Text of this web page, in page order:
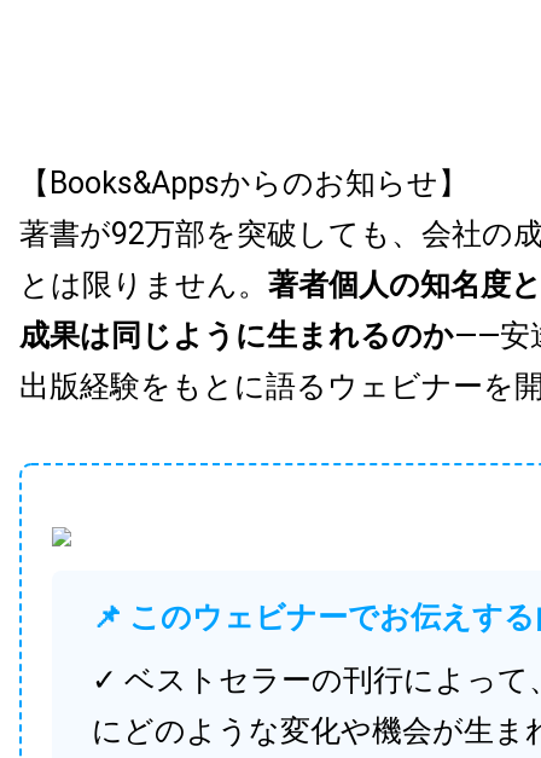
【Books&Appsからのお知らせ】
著書が92万部を突破しても、会社の
とは限りません。 著者個人の知名度
成果は同じように生まれるのか——安
出版経験をもとに語るウェビナーを
📌 このウェビナーでお伝えす
✓ ベストセラーの刊行によって
にどのような変化や機会が生ま